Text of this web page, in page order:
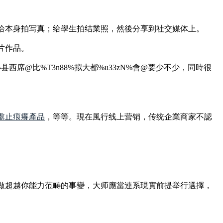
身拍写真；给學生拍结業照，然後分享到社交媒体上。
品。
席@比%T3n88%拟大都%u33zN%會@要少不少，同時很
止痕癢產品 ，等等。現在風行线上营销，传统企業商家不認
越你能力范畴的事變，大师應當連系現實前提举行選擇，